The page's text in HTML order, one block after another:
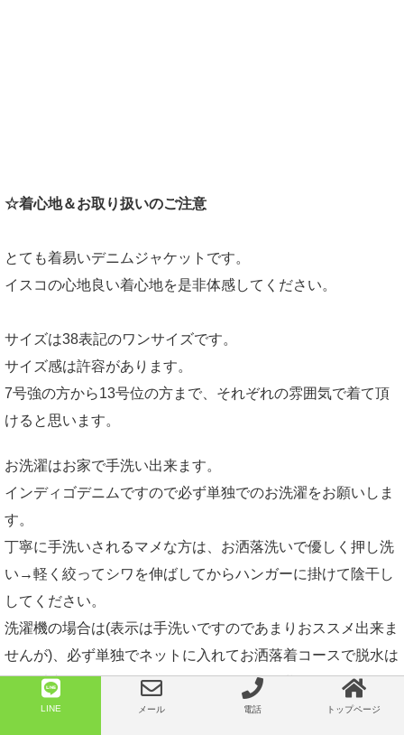
☆着心地＆お取り扱いのご注意
とても着易いデニムジャケットです。
イスコの心地良い着心地を是非体感してください。
サイズは38表記のワンサイズです。
サイズ感は許容があります。
7号強の方から13号位の方まで、それぞれの雰囲気で着て頂
けると思います。
お洗濯はお家で手洗い出来ます。
インディゴデニムですので必ず単独でのお洗濯をお願いしま
す。
丁寧に手洗いされるマメな方は、お洒落洗いで優しく押し洗
い→軽く絞ってシワを伸ばしてからハンガーに掛けて陰干し
してください。
洗濯機の場合は(表示は手洗いですのであまりおススメ出来ま
せんが)、必ず単独でネットに入れてお洒落着コースで脱水は
30秒以内、シワを伸ばしてからハンガーに掛けて陰干しして
ください。
LINE メール 電話 トップページ